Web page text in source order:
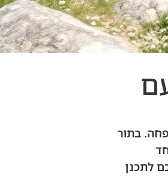
בתור
לתכנן